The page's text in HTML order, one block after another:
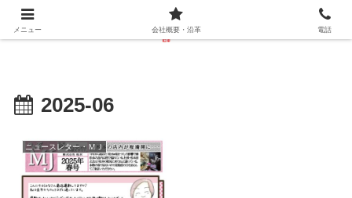
2025-06
ニュースレター・ＭＪ
メニュー 会社概要・沿革 電話